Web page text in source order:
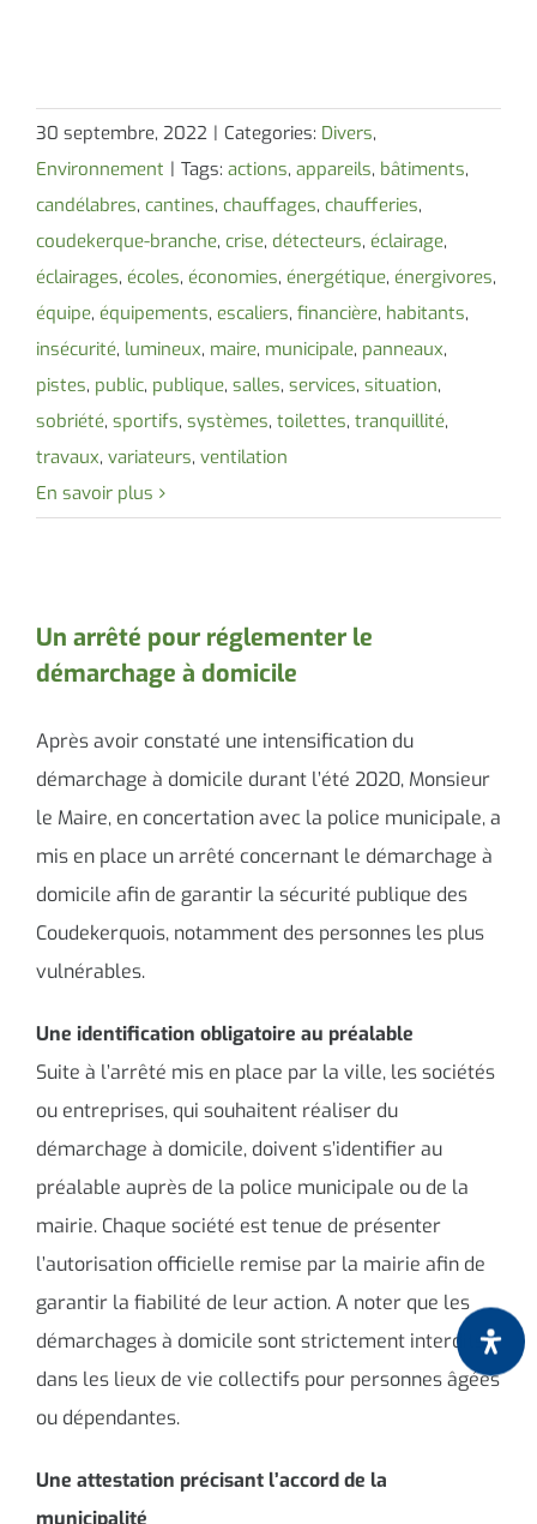
30 septembre, 2022 | Categories: Divers,
Environnement | Tags: actions, appareils, bâtiments,
candélabres, cantines, chauffages, chaufferies,
coudekerque-branche, crise, détecteurs, éclairage,
éclairages, écoles, économies, énergétique, énergivores,
équipe, équipements, escaliers, financière, habitants,
insécurité, lumineux, maire, municipale, panneaux,
pistes, public, publique, salles, services, situation,
sobriété, sportifs, systèmes, toilettes, tranquillité,
travaux, variateurs, ventilation
En savoir plus
Un arrêté pour réglementer le
démarchage à domicile
Après avoir constaté une intensification du
démarchage à domicile durant l’été 2020, Monsieur
le Maire, en concertation avec la police municipale, a
mis en place un arrêté concernant le démarchage à
domicile afin de garantir la sécurité publique des
Coudekerquois, notamment des personnes les plus
vulnérables.
Une identification obligatoire au préalable
Suite à l’arrêté mis en place par la ville, les sociétés
ou entreprises, qui souhaitent réaliser du
démarchage à domicile, doivent s’identifier au
préalable auprès de la police municipale ou de la
mairie. Chaque société est tenue de présenter
l’autorisation officielle remise par la mairie afin de
garantir la fiabilité de leur action. A noter que les
démarchages à domicile sont strictement interdits
dans les lieux de vie collectifs pour personnes âgées
ou dépendantes.
Une attestation précisant l’accord de la
municipalité